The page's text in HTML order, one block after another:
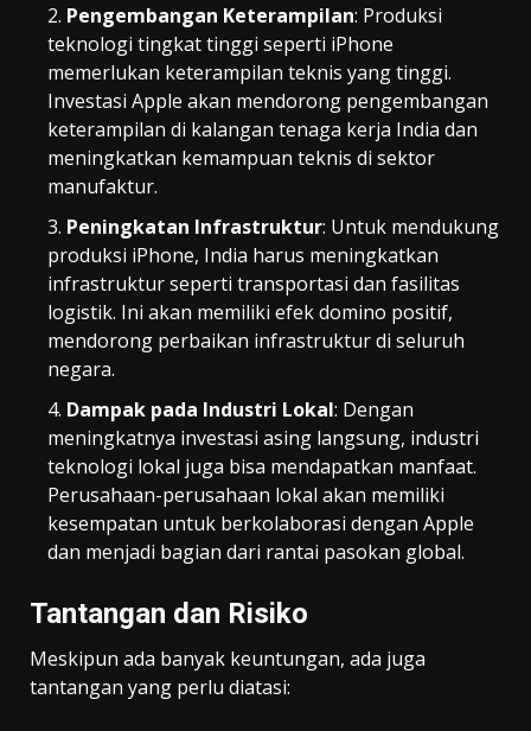
Pengembangan Keterampilan: Produksi
teknologi tingkat tinggi seperti iPhone
memerlukan keterampilan teknis yang tinggi.
Investasi Apple akan mendorong pengembangan
keterampilan di kalangan tenaga kerja India dan
meningkatkan kemampuan teknis di sektor
manufaktur.
Peningkatan Infrastruktur: Untuk mendukung
produksi iPhone, India harus meningkatkan
infrastruktur seperti transportasi dan fasilitas
logistik. Ini akan memiliki efek domino positif,
mendorong perbaikan infrastruktur di seluruh
negara.
Dampak pada Industri Lokal: Dengan
meningkatnya investasi asing langsung, industri
teknologi lokal juga bisa mendapatkan manfaat.
Perusahaan-perusahaan lokal akan memiliki
kesempatan untuk berkolaborasi dengan Apple
dan menjadi bagian dari rantai pasokan global.
Tantangan dan Risiko
Meskipun ada banyak keuntungan, ada juga
tantangan yang perlu diatasi: